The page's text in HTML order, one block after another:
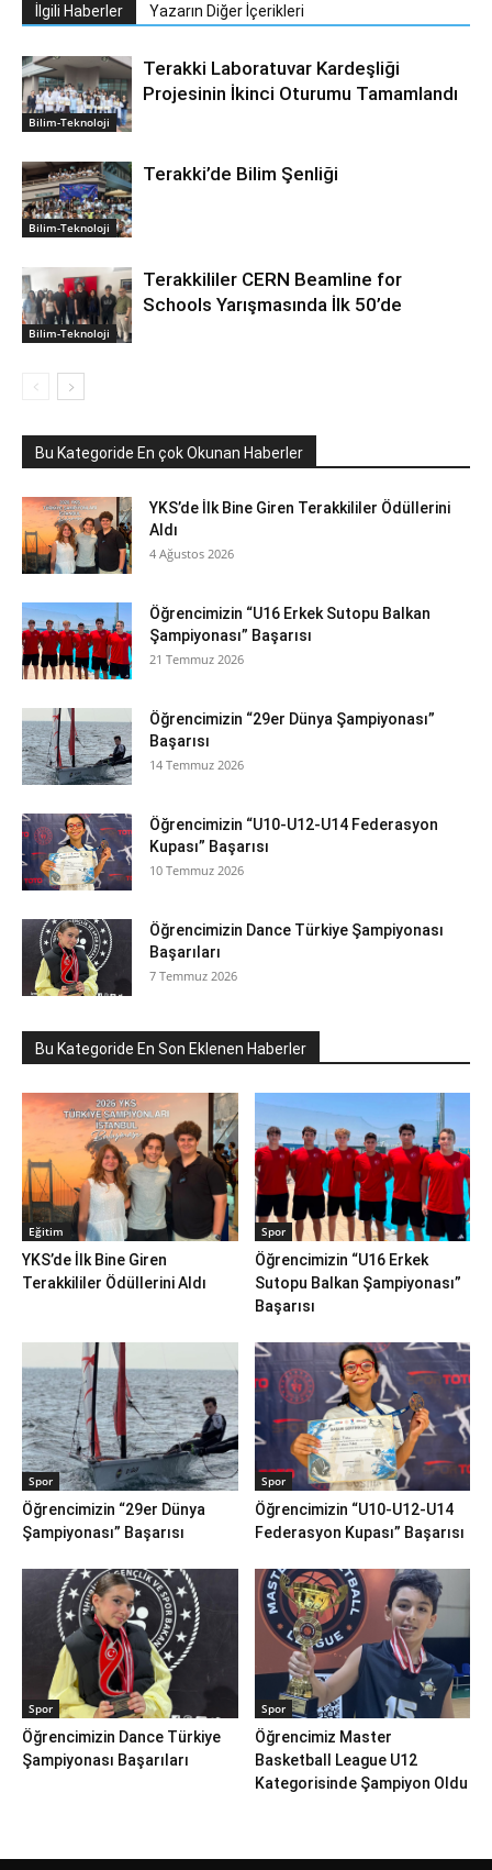
İlgili Haberler Yazarın Diğer İçerikleri
Bilim-Teknoloji
Terakki Laboratuvar Kardeşliği
Projesinin İkinci Oturumu Tamamlandı
Bilim-Teknoloji
Terakki’de Bilim Şenliği
Bilim-Teknoloji
Terakkililer CERN Beamline for
Schools Yarışmasında İlk 50’de
Bu Kategoride En çok Okunan Haberler
YKS’de İlk Bine Giren Terakkililer Ödüllerini
Aldı
4 Ağustos 2026
Öğrencimizin “U16 Erkek Sutopu Balkan
Şampiyonası” Başarısı
21 Temmuz 2026
Öğrencimizin “29er Dünya Şampiyonası”
Başarısı
14 Temmuz 2026
Öğrencimizin “U10-U12-U14 Federasyon
Kupası” Başarısı
10 Temmuz 2026
Öğrencimizin Dance Türkiye Şampiyonası
Başarıları
7 Temmuz 2026
Bu Kategoride En Son Eklenen Haberler
Eğitim
YKS’de İlk Bine Giren
Terakkililer Ödüllerini Aldı
Spor
Öğrencimizin “U16 Erkek
Sutopu Balkan Şampiyonası”
Başarısı
Spor
Öğrencimizin “29er Dünya
Şampiyonası” Başarısı
Spor
Öğrencimizin “U10-U12-U14
Federasyon Kupası” Başarısı
Spor
Öğrencimizin Dance Türkiye
Şampiyonası Başarıları
Spor
Öğrencimiz Master
Basketball League U12
Kategorisinde Şampiyon Oldu